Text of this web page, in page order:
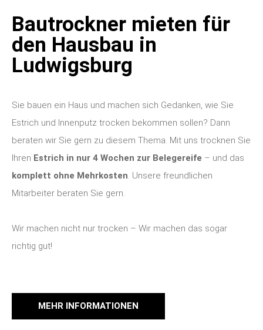
Bautrockner mieten für
den Hausbau in
Ludwigsburg
Sie bauen ein Haus und machen sich Gedanken, wie Sie
Estrich und Innenputz trocken bekommen sollen? Dann
beraten wir Sie gern zu diesem Thema. Mit uns trocknen Sie
Ihren Estrich in nur 4 Wochen zur Belegereife – und das
komplett ohne Mehrkosten. Unsere freundlichen
Mitarbeiter beraten Sie gern.
Wir machen nicht nur trocken – Wir machen das sogar
richtig gut!
MEHR INFORMATIONEN